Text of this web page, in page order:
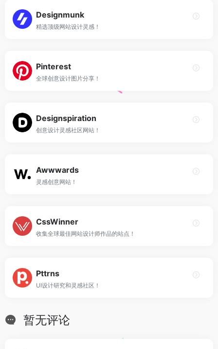
Designmunk
精选顶级网站设计灵感！
Pinterest
全球创意设计图片分享！
Designspiration
创意设计灵感社区网站！
Awwwards
灵感创意网站！
CssWinner
收集全球最佳网站设计师作品的站点！
Pttrns
UI设计研究和灵感社区！
暂无评论